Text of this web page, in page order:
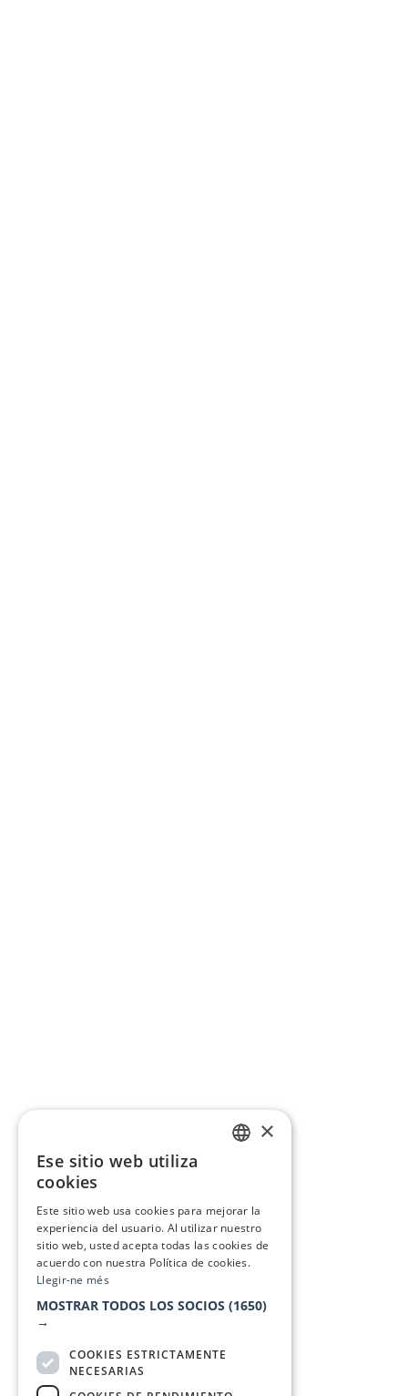
×
Ese sitio web utiliza
cookies
Este sitio web usa cookies para mejorar la
experiencia del usuario. Al utilizar nuestro
sitio web, usted acepta todas las cookies de
acuerdo con nuestra Política de cookies.
Llegir-ne més
MOSTRAR TODOS LOS SOCIOS (1650)
→
COOKIES ESTRICTAMENTE
NECESARIAS